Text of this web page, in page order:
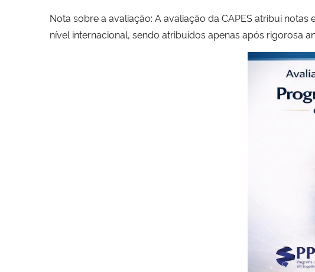
Nota sobre a avaliação: A avaliação da CAPES atribui
nível internacional, sendo atribuídos apenas após rigorosa